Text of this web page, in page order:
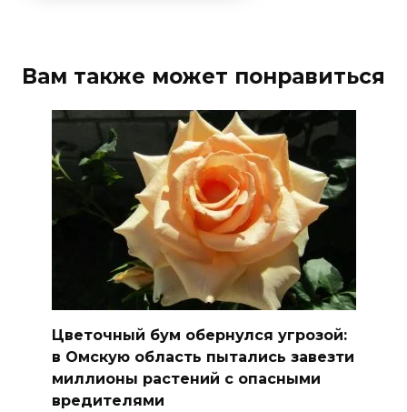
Вам также может понравиться
Цветочный бум обернулся угрозой:
в Омскую область пытались завезти
миллионы растений с опасными
вредителями